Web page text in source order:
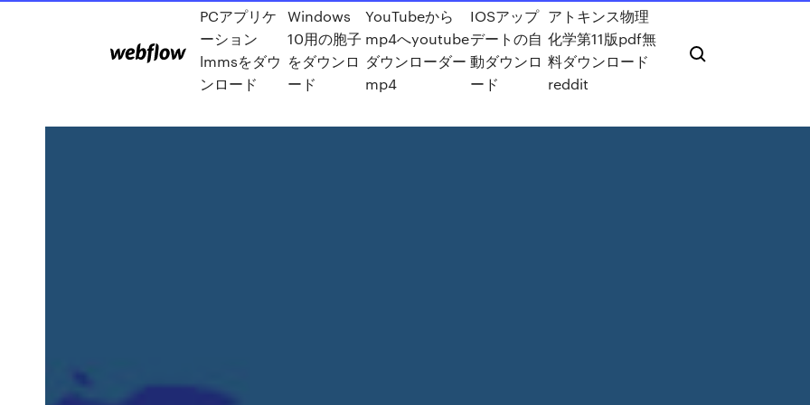
PCアプリケ
ーション
lmmsをダウ
ンロード
Windows
10用の胞子
をダウンロ
ード
YouTubeから
mp4へyoutube
ダウンローダー
mp4
IOSアップ
デートの自
動ダウンロ
ード
アトキンス物理
化学第11版pdf無
料ダウンロード
reddit